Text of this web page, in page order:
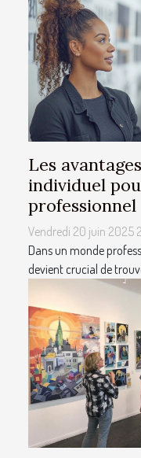
Les
individuel
professionnel
Vendredi 20 juin 2025
Dans un monde
devient crucial de